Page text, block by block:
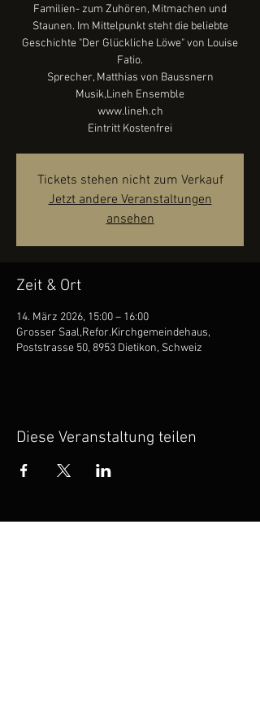
Familien- zum Zuhören, Mitmachen und
Staunen. Im Mittelpunkt steht die beliebte
Geschichte "Der Glückliche Löwe" von Louise
Fatio.
Sprecher, Matthias von Baussnern
Musik,Lineh Ensemble
www.lineh.ch
Eintritt Kostenfrei
Tickets stehen nicht zum Verkauf
Jetzt andere Veranstaltungen
ansehen
Zeit & Ort
14. März 2026, 15:00 – 16:00
Grosser Saal,Refor.Kirchgemeindehaus,
Poststrasse 50, 8953 Dietikon, Schweiz
Diese Veranstaltung teilen